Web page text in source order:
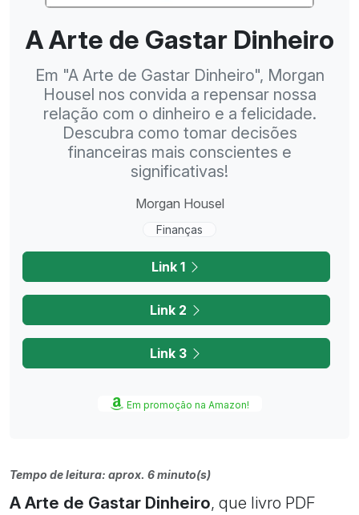
A Arte de Gastar Dinheiro
Em "A Arte de Gastar Dinheiro", Morgan
Housel nos convida a repensar nossa
relação com o dinheiro e a felicidade.
Descubra como tomar decisões
financeiras mais conscientes e
significativas!
Morgan Housel
Finanças
Link 1
Link 2
Link 3
Em promoção na Amazon!
Tempo de leitura: aprox. 6 minuto(s)
A Arte de Gastar Dinheiro, que livro PDF